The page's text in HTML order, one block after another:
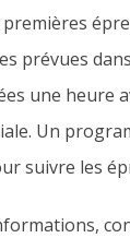
premières
prévues
une heure
Un
suivre les